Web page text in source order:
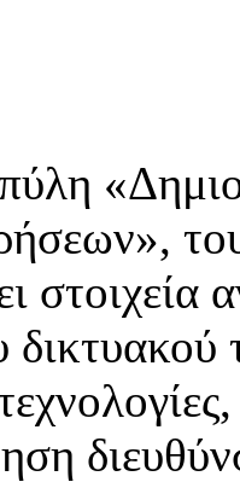
στοιχεία